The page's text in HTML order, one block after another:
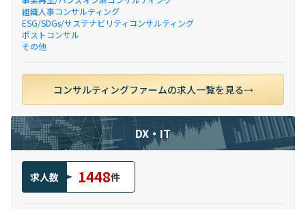
組織人事コンサルティング
ESG/SDGs/サステナビリティコンサルティング
ポストコンサル
その他
コンサルティングファームの求人一覧を見る
DX・IT
求人数 1448件